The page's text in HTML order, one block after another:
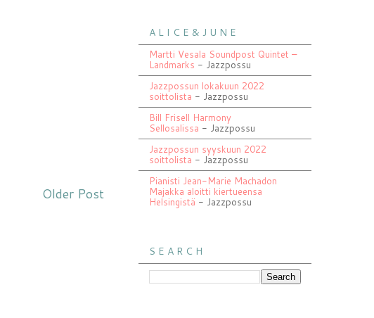
Older Post
A L I C E & J U N E
Martti Vesala Soundpost Quintet –
Landmarks - Jazzpossu
Jazzpossun lokakuun 2022
soittolista - Jazzpossu
Bill Frisell Harmony
Sellosalissa - Jazzpossu
Jazzpossun syyskuun 2022
soittolista - Jazzpossu
Pianisti Jean-Marie Machadon
Majakka aloitti kiertueensa
Helsingistä - Jazzpossu
S E A R C H